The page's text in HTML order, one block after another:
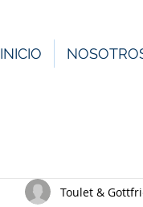
INICIO
Toulet &